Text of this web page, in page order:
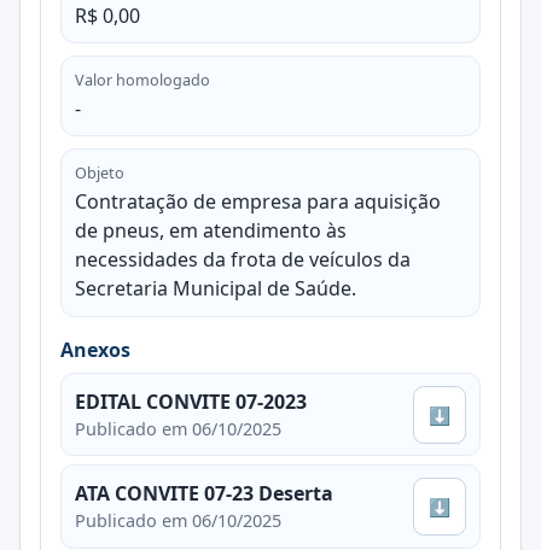
R$ 0,00
Valor homologado
-
Objeto
Contratação de empresa para aquisição
de pneus, em atendimento às
necessidades da frota de veículos da
Secretaria Municipal de Saúde.
Anexos
EDITAL CONVITE 07-2023
Publicado em 06/10/2025
⬇
ATA CONVITE 07-23 Deserta
Publicado em 06/10/2025
⬇